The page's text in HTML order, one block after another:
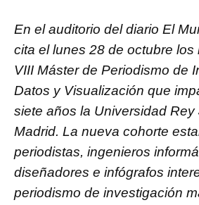
En el auditorio del diario El
cita el lunes 28 de octubre los
VIII Máster de Periodismo de
Datos y Visualización que
siete años la Universidad Rey
Madrid. La nueva cohorte
periodistas, ingenieros
diseñadores e infógrafos
periodismo de investigación